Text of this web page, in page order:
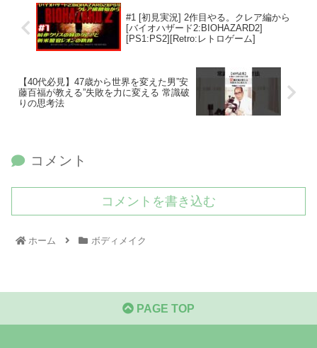
#1 [初見実況] 2作目やる。クレア編から
[バイオハザード2:BIOHAZARD2]
[PS1:PS2][Retro:レトロゲーム]
【40代必見】47歳から世界を変えた男”安
藤百福が教える”失敗を力に変える 常識破
りの思考法
コメント
コメントを書き込む
ホーム ボディメイク
PAGE TOP